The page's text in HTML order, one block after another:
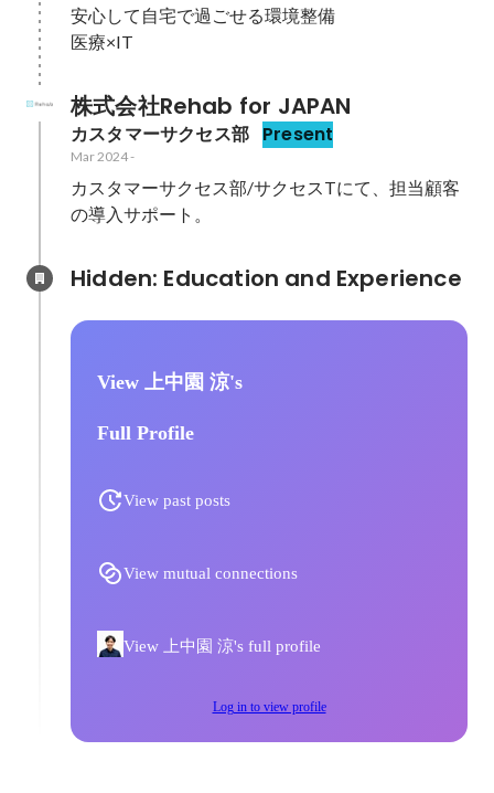
安心して自宅で過ごせる環境整備
医療×IT
株式会社Rehab for JAPAN
カスタマーサクセス部 Present
Mar 2024-
カスタマーサクセス部/サクセスTにて、担当顧客
の導入サポート。
View 上中園 涼's
Full Profile
View past posts
View mutual connections
View 上中園 涼's full profile
Log in to view profile